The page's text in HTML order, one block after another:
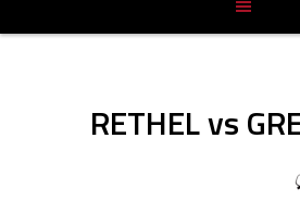
RETHEL vs